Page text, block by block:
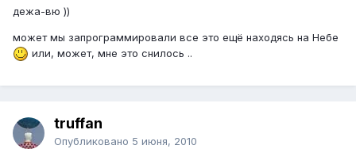
дежа-вю ))
может мы запрограммировали все это ещё находясь на Небе
или, может, мне это снилось ..
truffan
Опубликовано 5 июня, 2010